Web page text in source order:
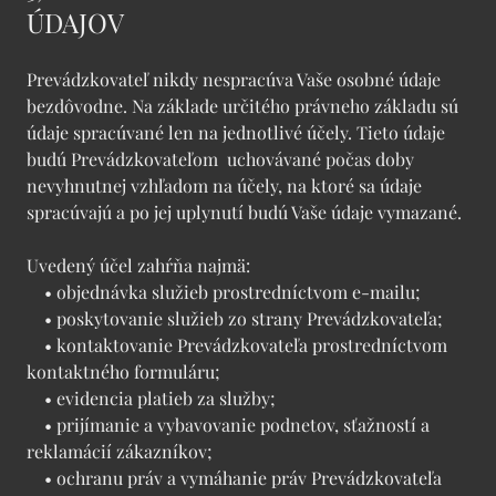
ÚDAJOV
Prevádzkovateľ nikdy nespracúva Vaše osobné údaje
bezdôvodne. Na základe určitého právneho základu sú
údaje spracúvané len na jednotlivé účely. Tieto údaje
budú Prevádzkovateľom uchovávané počas doby
nevyhnutnej vzhľadom na účely, na ktoré sa údaje
spracúvajú a po jej uplynutí budú Vaše údaje vymazané.
Uvedený účel zahŕňa najmä:
• objednávka služieb prostredníctvom e-mailu;
• poskytovanie služieb zo strany Prevádzkovateľa;
• kontaktovanie Prevádzkovateľa prostredníctvom
kontaktného formuláru;
• evidencia platieb za služby;
• prijímanie a vybavovanie podnetov, sťažností a
reklamácií zákazníkov;
• ochranu práv a vymáhanie práv Prevádzkovateľa